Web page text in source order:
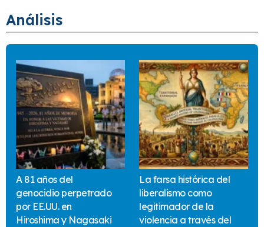
Análisis
A 81 años del
genocidio perpetrado
por EE.UU. en
Hiroshima y Nagasaki
La farsa histórica del
liberalismo como
legitimador de la
violencia a través del